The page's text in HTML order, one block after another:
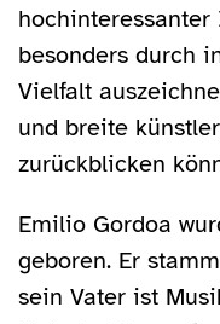
besonders durch
Vielfalt
und breite
zurückblicken
Emilio Gordoa
geboren. Er
sein Vater ist